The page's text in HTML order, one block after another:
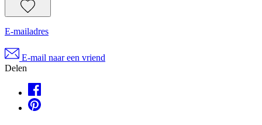
E-mailadres
E-mail naar een vriend
Delen